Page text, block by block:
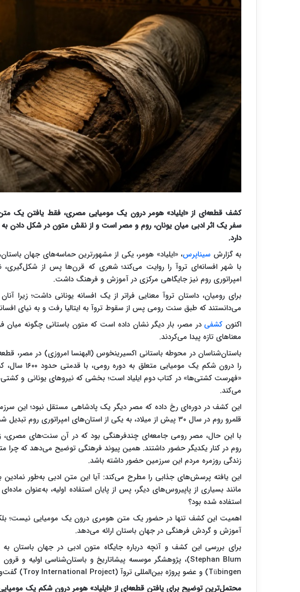
سفر یک اثر ادبی میان یونان، روم و مصر است و از نقش متون در شکل دادن
دارد.
به گزارش سیناپرس، «ایلیاد» هومر، یکی از مشهورترین حماسه‌های جهان
با شهر افسانه‌ای تروآ را روایت می‌کند؛ شعری که قرن‌ها پس از شکل‌گیری،
امپراتوری روم نیز جایگاهی مرکزی در آموزش و فرهنگ داشت.
برای رومیان، داستان تروآ معنایی فراتر از یک افسانه یونانی داشت؛ زیرا
می‌دانستند که طبق سنت رومی پس از سقوط تروآ به ایتالیا رفت و به نیای
اکنون کشفی در مصر، بار دیگر نشان داده است که متون باستانی چگونه میان
معنا‌های تازه پیدا می‌کردند.
باستان‌شناسان در محوطه باستانی اکسیرینخوس (البهنسا امروزی) در مصر،
را درون شکم یک
«فهرست کشتی‌ها» در کتاب دوم ایلیاد است؛ بخشی که نیرو‌های یونانی و
می‌کند.
این کشف در دوره‌ای رخ داده که مصر دیگر یک پادشاهی مستقل نبود؛ این
قلمرو روم در سال ۳۰ پیش از میلاد، به یکی از استان‌های امپراتوری روم تبدیل شده بود.
با این حال، مصر رومی جامعه‌ای چندفرهنگی بود که در آن سنت‌های مصری،
روم در کنار یکدیگر حضور داشتند. همین پیوند فرهنگی توضیح می‌دهد که چرا
زندگی روزمره مردم این سرزمین حضور داشته باشد.
این یافته پرسش‌های جذابی را مطرح می‌کند: آیا این متن ادبی به‌طور نمادین
مانند بسیاری از پاپیروس‌های دیگر، پس از پایان استفاده اولیه، به‌عنوان
استفاده شده بود؟
اهمیت این کشف تنها در حضور یک متن هومری درون یک مومیایی نیست؛
آموزش و گردش فرهنگی در جهان باستان ارائه می‌دهد.
Tübingen) و عضو پروژه بین‌المللی تروآ (Troy International Project) گفت‌و‌گویی انجام شده که به شرح زیر است:
محتمل‌ترین توضیح برای یافتن قطعه‌ای از «ایلیاد» هومر درون شکم یک